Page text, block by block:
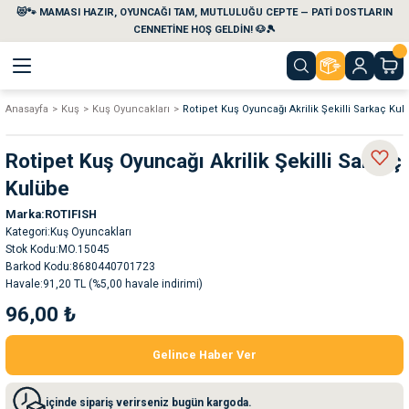
😻🐾 MAMASI HAZIR, OYUNCAĞI TAM, MUTLULUĞU CEPTE — PATİ DOSTLARIN
CENNETİNE HOŞ GELDİN! 🐶🎾
Geri Dön
Geri Dön
Temizlik Ürünleri
Geri Dön
Geri Dön
Geri Dön
Geri Dön
Anasayfa Kuş Kuş Oyuncakları Rotipet Kuş Oyuncağı Akrilik Şekilli Sarkaç
Rotipet Kuş Oyuncağı Akrilik Şekilli Sarkaç
Kulübe
Marka ROTIFISH
Kategori Kuş Oyuncakları
Stok Kodu MO.15045
Barkod Kodu 8680440701723
Havale 91,20 TL (%5,00 havale indirimi)
96,00 ₺
Gelince Haber Ver
içinde sipariş verirseniz bugün kargoda.